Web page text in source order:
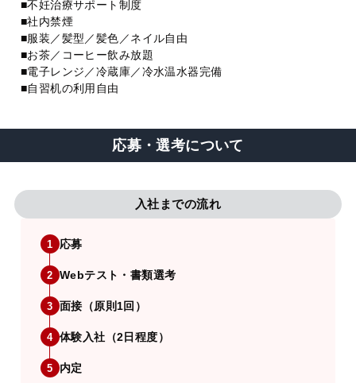
■不妊治療サポート制度
■社内禁煙
■服装／髪型／髪色／ネイル自由
■お茶／コーヒー飲み放題
■電子レンジ／冷蔵庫／冷水温水器完備
■自習机の利用自由
応募・選考について
入社までの流れ
1 応募
2 Webテスト・書類選考
3 面接（原則1回）
4 体験入社（2日程度）
5 内定